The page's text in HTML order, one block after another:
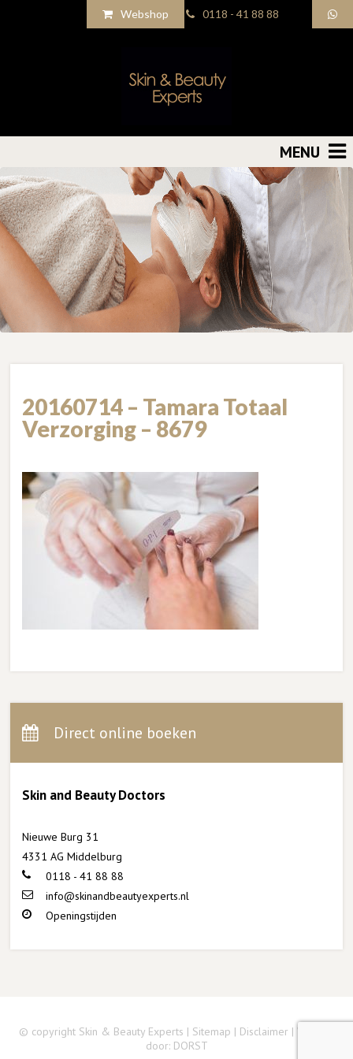
Webshop 0118 - 41 88 88
MENU
20160714 – Tamara Totaal
Verzorging – 8679
Direct online boeken
Skin and Beauty Doctors
Nieuwe Burg 31
4331 AG Middelburg
0118 - 41 88 88
info@skinandbeautyexperts.nl
Openingstijden
© copyright Skin & Beauty Experts | Sitemap | Disclaimer | Website
door: DORST